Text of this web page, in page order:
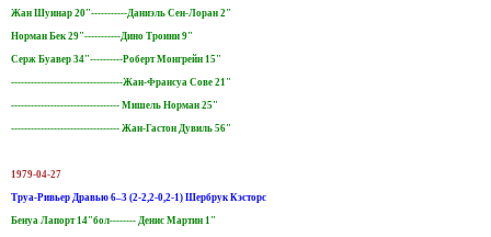
Жан Шуинар 20"-----------Даниэль Сен-Лоран 2"
Норман Бек 29"-----------Дино Троини 9"
Серж Буавер 34"----------Роберт Монгрейн 15"
----------------------------------Жан-Франсуа Сове 21"
--------------------------------- Мишель Норман 25"
--------------------------------- Жан-Гастон Дувиль 56"
1979-04-27
Труа-Ривьер Дравью 6–3 (2-2,2-0,2-1) Шербрук Кэсторс
Бенуа Лапорт 14"бол-------- Денис Мартин 1"